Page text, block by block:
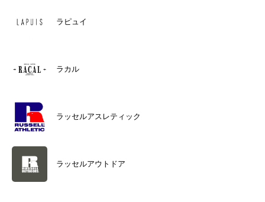
ラピュイ
ラカル
ラッセルアスレティック
ラッセルアウトドア